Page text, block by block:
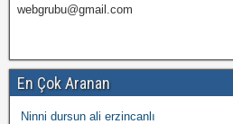
webgrubu@gmail.com
En Çok Aranan
Ninni dursun ali erzincanlı